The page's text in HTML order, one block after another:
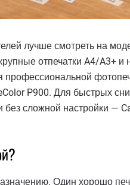
лучше смотреть на
отпечатки A4/A3+ и
профессиональной
P900. Для быстрых
без сложной настройки —
Один хорошо